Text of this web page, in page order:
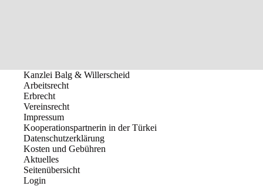
Kanzlei Balg & Willerscheid
Arbeitsrecht
Erbrecht
Vereinsrecht
Impressum
Kooperationspartnerin in der Türkei
Datenschutzerklärung
Kosten und Gebühren
Aktuelles
Seitenübersicht
Login